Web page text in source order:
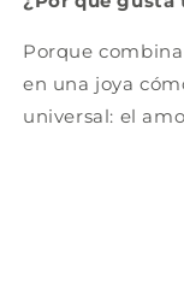
Porque
en una joya
universal: el